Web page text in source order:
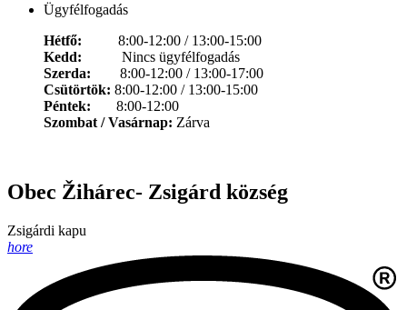
Ügyfélfogadás
Hétfő: 8:00-12:00 / 13:00-15:00
Kedd: Nincs ügyfélfogadás
Szerda: 8:00-12:00 / 13:00-17:00
Csütörtök: 8:00-12:00 / 13:00-15:00
Péntek: 8:00-12:00
Szombat / Vasárnap: Zárva
Obec Žihárec- Zsigárd község
Zsigárdi kapu
hore